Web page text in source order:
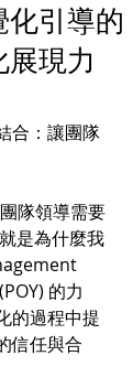
化引導的
現力
合：讓團隊
隊領導需要
是為什麼我
的力
的過程中提
信任與合